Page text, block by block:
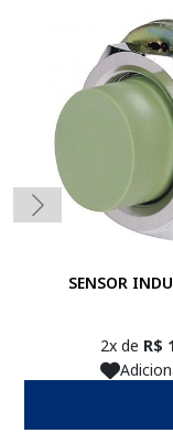
SENSOR
2x de R$